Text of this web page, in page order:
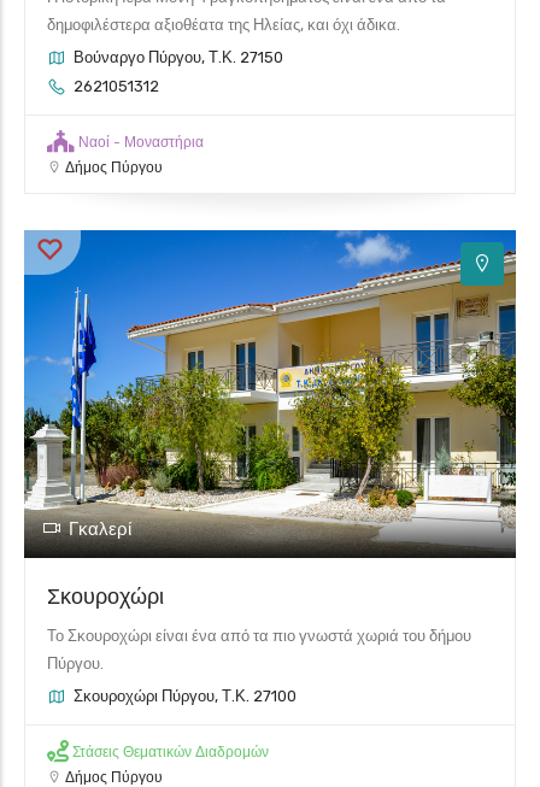
δημοφιλέστερα αξιοθέατα της Ηλείας, και όχι άδικα.
Βούναργο Πύργου, Τ.Κ. 27150
2621051312
Ναοί - Μοναστήρια
Δήμος Πύργου
Γκαλερί
Σκουροχώρι
Το Σκουροχώρι είναι ένα από τα πιο γνωστά χωριά του δήμου
Πύργου.
Σκουροχώρι Πύργου, Τ.Κ. 27100
Στάσεις Θεματικών Διαδρομών
Δήμος Πύργου